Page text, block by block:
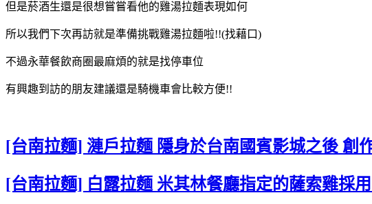
但是菸酒生還是很想嘗嘗看他的雞湯拉麵表現如何
所以我們下次再訪就是準備挑戰雞湯拉麵啦!!(找藉口)
不過永華餐飲商圈最麻煩的就是找停車位
有興趣到訪的朋友建議還是騎機車會比較方便!!
[台南拉麵] 漣戶拉麵 隱身於台南國賓影城之後 創
[台南拉麵] 白露拉麵 米其林餐廳指定的薩索雞採